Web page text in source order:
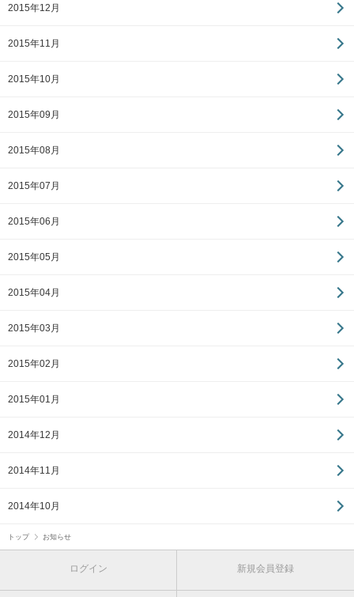
2015年12月
2015年11月
2015年10月
2015年09月
2015年08月
2015年07月
2015年06月
2015年05月
2015年04月
2015年03月
2015年02月
2015年01月
2014年12月
2014年11月
2014年10月
トップ お知らせ
ログイン 新規会員登録